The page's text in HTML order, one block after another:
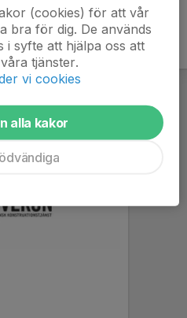
(cookies) för att vår
bra för dig. De används
i syfte att hjälpa oss att
tjänster.
vi cookies
alla kakor